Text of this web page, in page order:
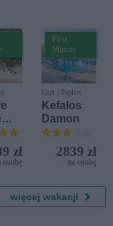
&
by
zł
osobę
First
Minute
Cypr / Paphos
Kefalos
Damon
2839 zł
za osobę
więcej wakacji